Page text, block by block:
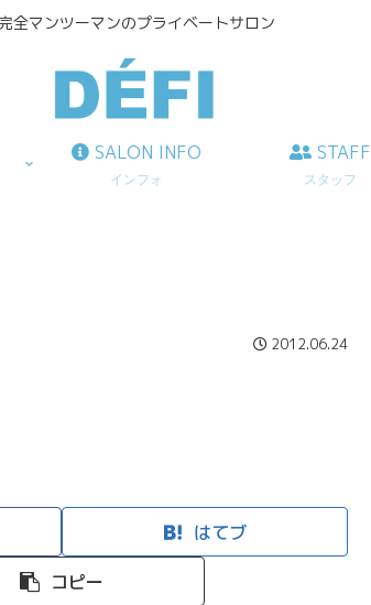
完全マンツーマンのプライベートサロン
SALON INFO
インフォ
STAFF
スタッフ
2012.06.24
はてブ
コピー